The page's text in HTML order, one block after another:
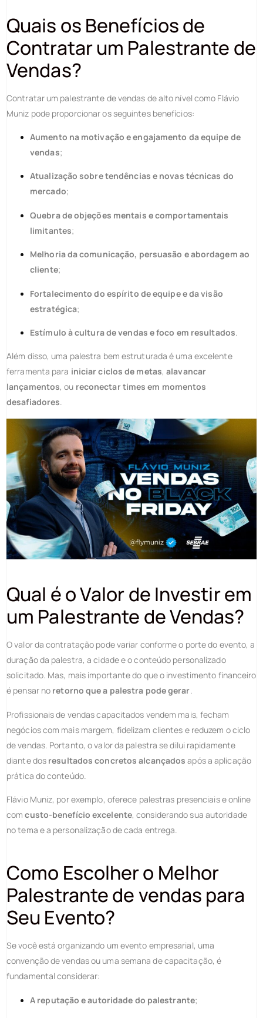
Quais os Benefícios de
Contratar um Palestrante de
Vendas?
Contratar um palestrante de vendas de alto nível como Flávio
Muniz pode proporcionar os seguintes benefícios:
Aumento na motivação e engajamento da equipe de
vendas;
Atualização sobre tendências e novas técnicas do
mercado;
Quebra de objeções mentais e comportamentais
limitantes;
Melhoria da comunicação, persuasão e abordagem ao
cliente;
Fortalecimento do espírito de equipe e da visão
estratégica;
Estímulo à cultura de vendas e foco em resultados.
Além disso, uma palestra bem estruturada é uma excelente
ferramenta para iniciar ciclos de metas,alavancar
lançamentos, ou reconectar times em momentos
desafiadores.
Qual é o Valor de Investir em
um Palestrante de Vendas?
O valor da contratação pode variar conforme o porte do evento, a
duração da palestra, a cidade e o conteúdo personalizado
solicitado. Mas, mais importante do que o investimento financeiro
é pensar no retorno que a palestra pode gerar.
Profissionais de vendas capacitados vendem mais, fecham
negócios com mais margem, fidelizam clientes e reduzem o ciclo
de vendas. Portanto, o valor da palestra se dilui rapidamente
diante dos resultados concretos alcançados após a aplicação
prática do conteúdo.
Flávio Muniz, por exemplo, oferece palestras presenciais e online
comcusto-benefício excelente, considerando sua autoridade
no tema e a personalização de cada entrega.
Como Escolher o Melhor
Palestrante de vendas para
Seu Evento?
Se você está organizando um evento empresarial, uma
convenção de vendas ou uma semana de capacitação, é
fundamental considerar:
A reputação e autoridade do palestrante;